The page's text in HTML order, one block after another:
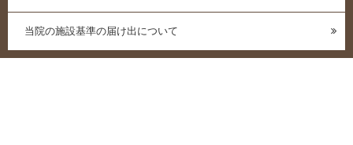
当院の施設基準の届け出について